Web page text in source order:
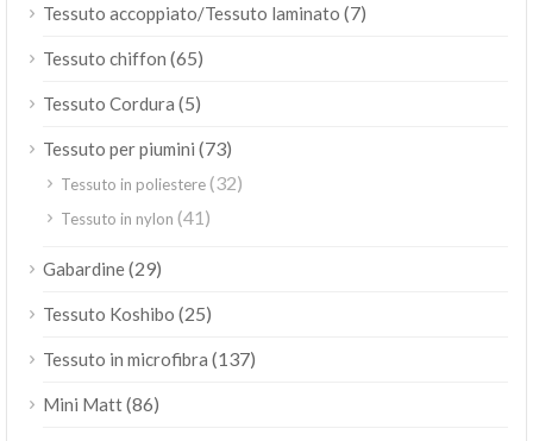
Tessuto accoppiato/Tessuto laminato (7)
Tessuto chiffon (65)
Tessuto Cordura (5)
Tessuto per piumini (73)
Tessuto in poliestere(32)
Tessuto in nylon (41)
Gabardine(29)
Tessuto Koshibo (25)
Tessuto in microfibra (137)
Mini Matt(86)